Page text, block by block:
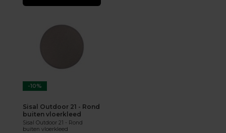
-10%
Sisal Outdoor 21 - Rond
buiten vloerkleed
Sisal Outdoor 21 - Rond
buiten vloerkleed